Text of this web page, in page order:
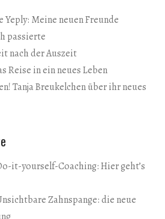
Meine neuen Freunde
passierte
nach der Auszeit
Reise in ein neues Leben
Tanja Breukelchen über ihr neues
it-yourself-Coaching: Hier geht’s
Zahnspange: die neue